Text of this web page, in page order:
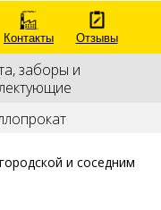
заборы и
Отзывы
Контакты
и соседним